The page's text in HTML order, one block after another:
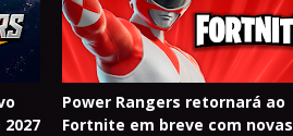
Power Rangers retornará ao
Fortnite em breve com novas